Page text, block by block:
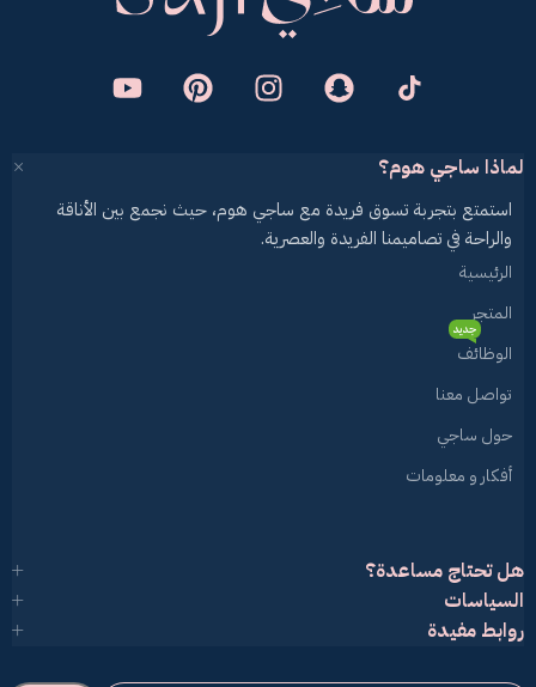
لماذا ساجي هوم؟
استمتع بتجربة تسوق فريدة مع ساجي هوم، حيث نجمع بين الأناقة
والراحة في تصاميمنا الفريدة والعصرية.
الرئيسية
المتجر
الوظائف
جديد
تواصل معنا
حول ساجي
أفكار و معلومات
هل تحتاج مساعدة؟
السياسات
روابط مفيدة